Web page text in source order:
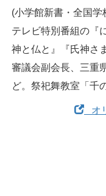
(小学館新書・全国
テレビ特別番組の『
神と仏と』『氏神さ
審議会副会長、三重
ど。祭祀舞教室「千
オ